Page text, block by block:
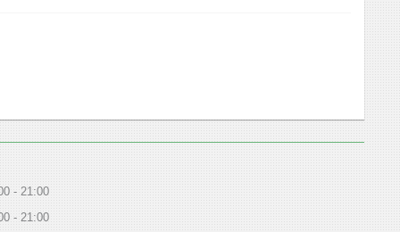
21:00
21:00